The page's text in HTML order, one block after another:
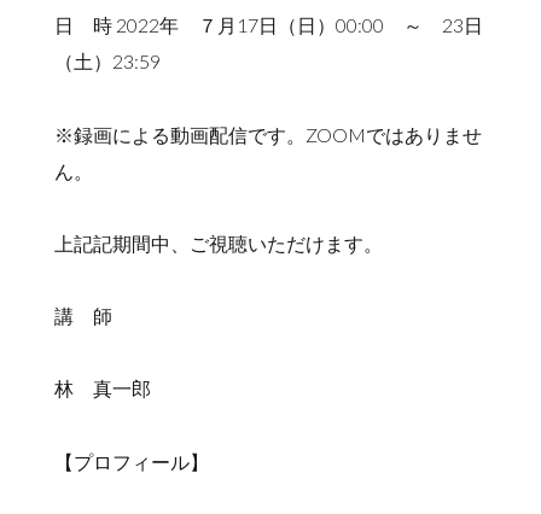
日 時 2022年 ７月17日（日）00:00 ～ 23日
（土）23:59
※録画による動画配信です。ZOOMではありませ
ん。
上記記期間中、ご視聴いただけます。
講 師
林 真一郎
【プロフィール】